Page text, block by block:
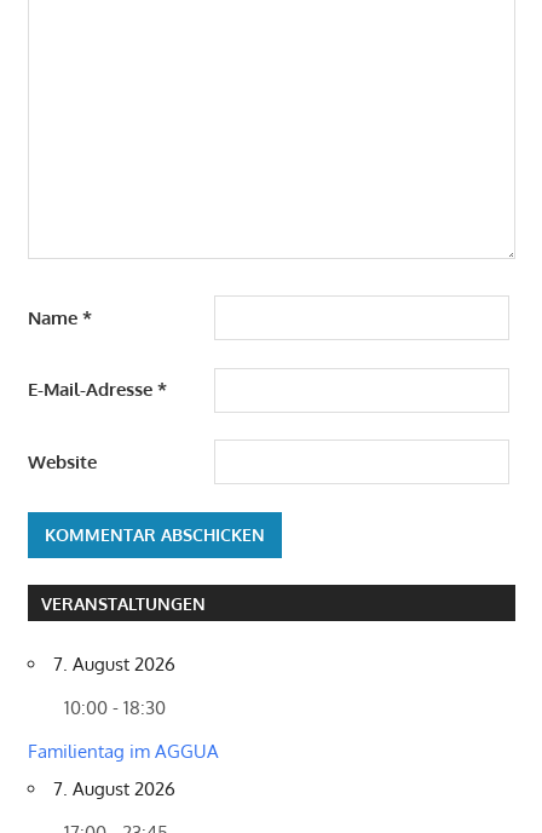
Name *
E-Mail-Adresse *
Website
VERANSTALTUNGEN
7. August 2026
10:00 - 18:30
Familientag im AGGUA
7. August 2026